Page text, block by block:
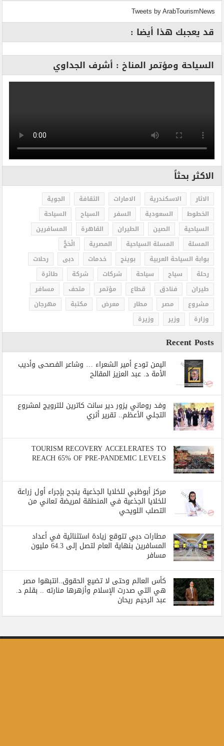
Tweets by ArabTourismNews
قد يعجبك هذا أيضا :
السياحة ومؤتمر المناخ : أشرف الجداوي
الاكثر بحثاً
الاثار الاسكندرية الامارات الثقافة
الجوية
الخطوط
السعودية السفر السياح
السياحة
السياحية
الصين الطيران القاهرة
المسافرين
المسلة
المسلة السياحية المصرية
الْحَجُّ
بوابة السياحة العربية
بوينج خدمات دبى
رحلات
رحلة
سياح سياحة شركات شركة
طائرة
طيران
فنادق قطاع مؤتمر متحف
مسافر
مشروع
مصر مطار معرض مكتبة
مهرجان
وزارة
وزير وزيرة
Recent Posts
اليمن تودع أمير الشعراء … وشاعر الفصحى وأديب
الأمة د. عبد العزيز المقالح
وفد روماني يزور دير سانت كاترين للترويج لمشروع
التجلي الأعظم.. تقرير أثري
TOURISM RECOVERY ACCELERATES TO
REACH 65% OF PRE-PANDEMIC LEVELS
مركز أبوظبي للخلايا الجذعية ينجح بإجراء أول زراعة
للخلايا الجذعية في المنطقة لمريضة تعاني من
التصلب اللويحي
مطارات دبي تتوقع زيادة استثنائية في أعداد
المسافرين بنهاية العام لتصل إلى 64.3 مليون
مسافر
كأس العالم وحتى لا تضيع الحقوق..انتبهوا مصر
هي التي صدرت الإسلام وأزهرها منارته .. بقلم د.
عبد الرحيم ريحان